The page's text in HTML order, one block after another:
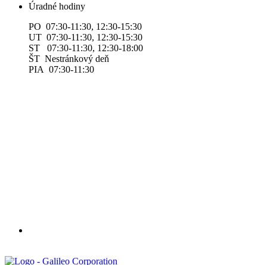
Úradné hodiny
PO 07:30-11:30, 12:30-15:30
UT 07:30-11:30, 12:30-15:30
ST 07:30-11:30, 12:30-18:00
ŠT Nestránkový deň
PIA 07:30-11:30